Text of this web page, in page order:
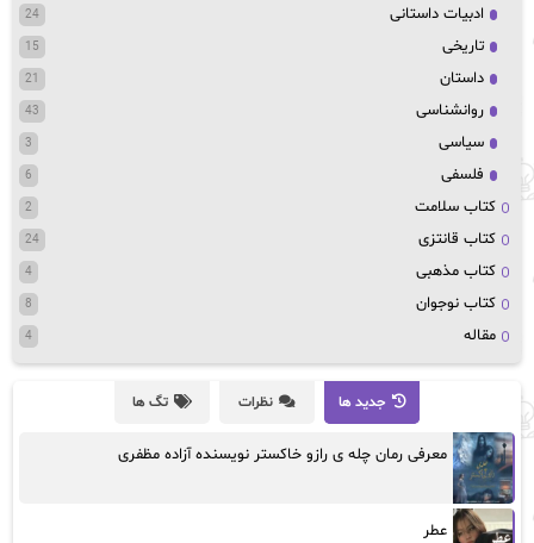
ادبیات داستانی 24
تاریخی 15
داستان 21
روانشناسی 43
سیاسی 3
فلسفی 6
کتاب سلامت 2
کتاب قانتزی 24
کتاب مذهبی 4
کتاب نوجوان 8
مقاله 4
جدید ها نظرات تگ ها
معرفی رمان چله ی رازو خاکستر نویسنده آزاده مظفری
عطر